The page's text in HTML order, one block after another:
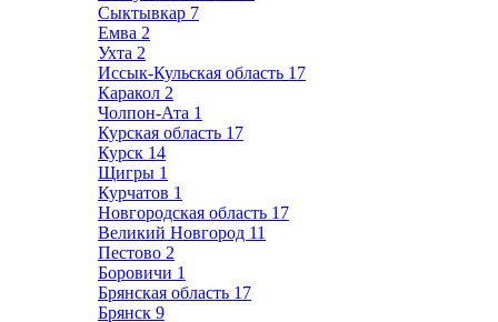
Сыктывкар 7
Емва 2
Ухта 2
Иссык-Кульская область 17
Каракол 2
Чолпон-Ата 1
Курская область 17
Курск 14
Щигры 1
Курчатов 1
Новгородская область 17
Великий Новгород 11
Пестово 2
Боровичи 1
Брянская область 17
Брянск 9